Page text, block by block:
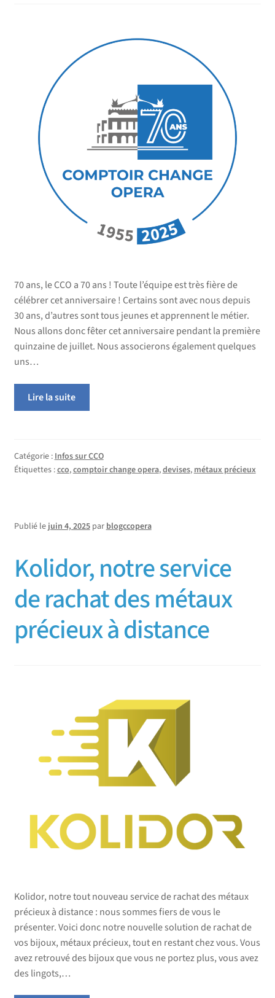
70 ans, le CCO a 70 ans ! Toute l’équipe est très fière de
célébrer cet anniversaire ! Certains sont avec nous depuis
30 ans, d’autres sont tous jeunes et apprennent le métier.
Nous allons donc fêter cet anniversaire pendant la première
quinzaine de juillet. Nous associerons également quelques
uns…
Lire la suite
Catégorie : Infos sur CCO
Étiquettes :cco,comptoir change opera,devises, métaux précieux
Publié le juin 4, 2025 par blogccopera
Kolidor, notre service
de rachat des métaux
précieux à distance
Kolidor, notre tout nouveau service de rachat des métaux
précieux à distance : nous sommes fiers de vous le
présenter. Voici donc notre nouvelle solution de rachat de
vos bijoux, métaux précieux, tout en restant chez vous. Vous
avez retrouvé des bijoux que vous ne portez plus, vous avez
des lingots,…